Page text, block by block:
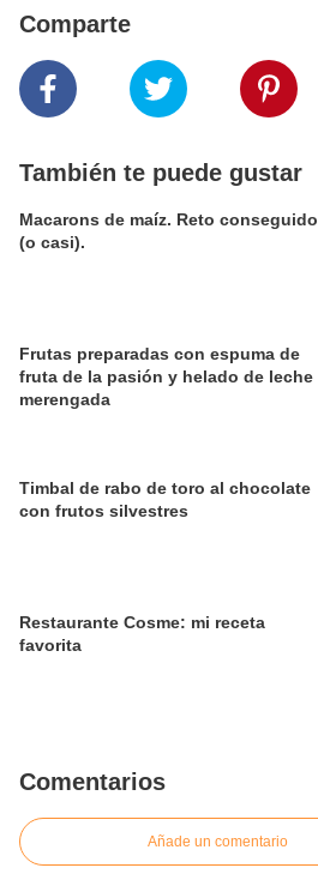
Comparte
También te puede gustar
Macarons de maíz. Reto conseguido
(o casi).
Frutas preparadas con espuma de
fruta de la pasión y helado de leche
merengada
Timbal de rabo de toro al chocolate
con frutos silvestres
Restaurante Cosme: mi receta
favorita
Comentarios
Añade un comentario